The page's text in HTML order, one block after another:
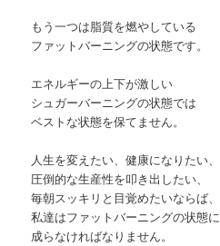
もう一つは脂質を燃やしている
ファットバーニングの状態です。
エネルギーの上下が激しい
シュガーバーニングの状態では
ベストな状態を保てません。
人生を変えたい、健康になりたい、
圧倒的な生産性を叩き出したい、
毎朝スッキリと目覚めたいならば、
私達はファットバーニングの状態に
成らなければなりません。